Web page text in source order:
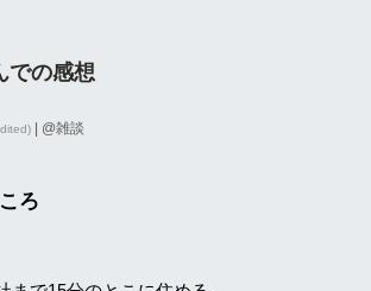
での感想
| @雑談
ろ